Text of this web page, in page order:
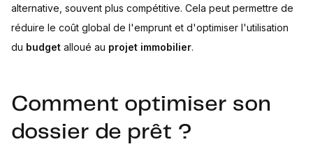
alternative, souvent plus compétitive. Cela peut permettre de
réduire le coût global de l'emprunt et d'optimiser l'utilisation
du budget alloué au projet immobilier.
Comment optimiser son
dossier de prêt ?